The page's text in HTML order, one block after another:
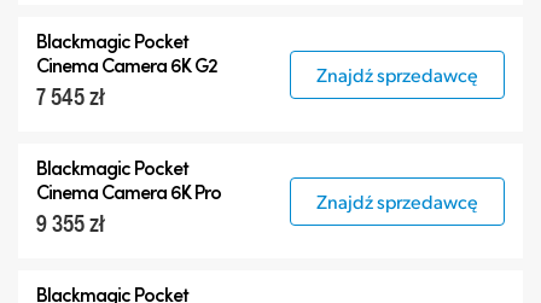
Blackmagic Pocket
Cinema Camera 6K G2
7 545 zł
Znajdź sprzedawcę
Blackmagic Pocket
Cinema Camera 6K Pro
9 355 zł
Znajdź sprzedawcę
Blackmagic Pocket